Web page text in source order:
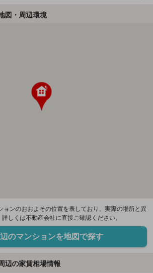
図・周辺環境
ンのおおよその位置を表しており、実際の場所と異
しくは不動産会社に直接ご確認ください。
のマンションを地図で探す
辺の家賃相場情報